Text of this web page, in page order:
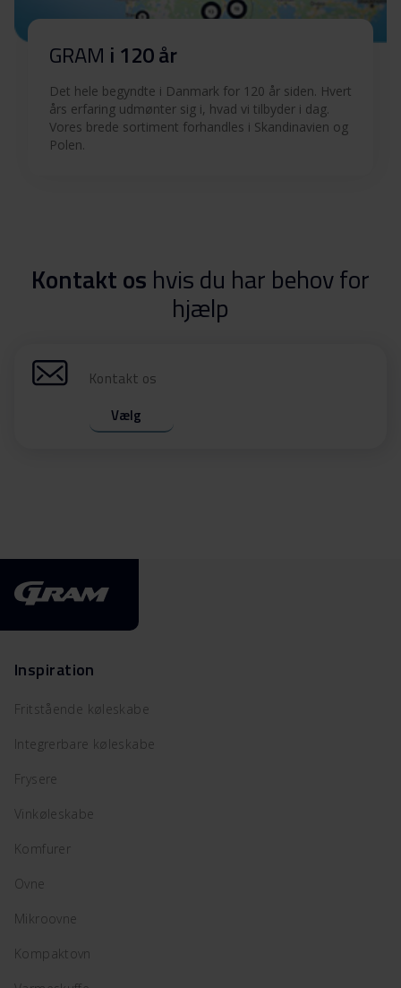
GRAM i 120 år
Det hele begyndte i Danmark for 120 år siden. Hvert
års erfaring udmønter sig i, hvad vi tilbyder i dag.
Vores brede sortiment forhandles i Skandinavien og
Polen.
Kontakt os hvis du har behov for
hjælp
Kontakt os
Vælg
Inspiration
Fritstående køleskabe
Integrerbare køleskabe
Frysere
Vinkøleskabe
Komfurer
Ovne
Mikroovne
Kompaktovn